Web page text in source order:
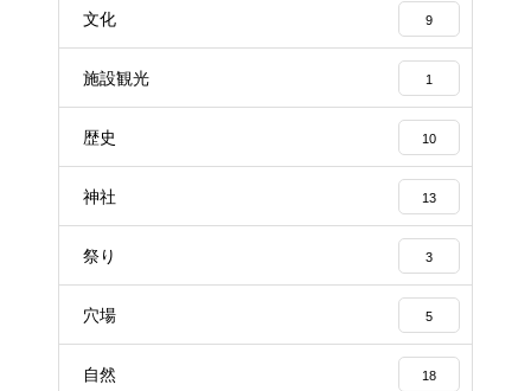
文化 9
施設観光 1
歴史 10
神社 13
祭り 3
穴場 5
自然 18